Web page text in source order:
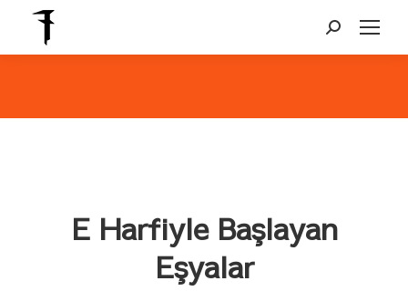
Search:
E Harfiyle Başlayan
Eşyalar